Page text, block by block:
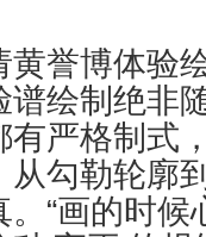
黄誉博体验
谱绘制绝非
有严格制式
从勾勒轮廓
“画的时候